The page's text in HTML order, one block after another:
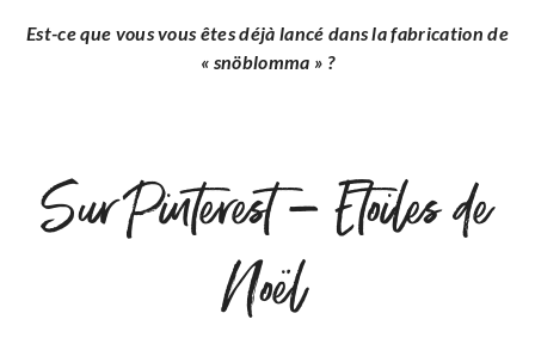
Est-ce que vous vous êtes déjà lancé dans la fabrication de
« snöblomma » ?
Sur Pinterest – Etoiles de
Noël